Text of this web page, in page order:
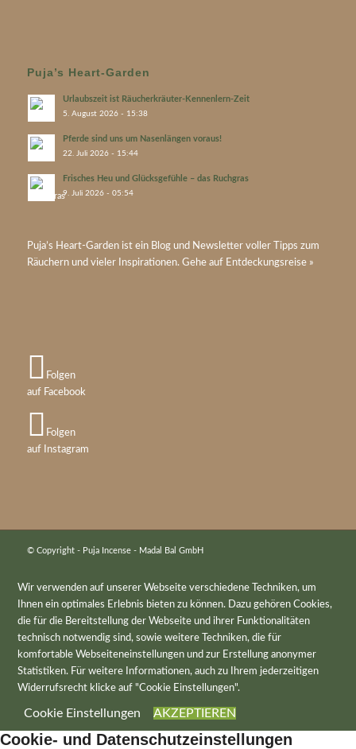
Puja’s Heart-Garden
Urlaubszeit ist Räucherkräuter-Kennenlern-Zeit
5. August 2026 - 15:38
Pferde sind uns um Nasenlängen voraus!
22. Juli 2026 - 15:44
Frisches Heu und Glücksgefühle – das Ruchgras
9. Juli 2026 - 05:54
Puja’s Heart-Gardenist ein Blog und Newsletter voller Tipps zum
Räuchern und vieler Inspirationen. Gehe auf Entdeckungsreise »
Folgen
auf Facebook
Folgen
auf Instagram
© Copyright - Puja Incense - Madal Bal GmbH
Wir verwenden auf unserer Webseite verschiedene Techniken, um
Ihnen ein optimales Erlebnis bieten zu können. Dazu gehören Cookies,
die für die Bereitstellung der Webseite und ihrer Funktionalitäten
technisch notwendig sind, sowie weitere Techniken, die für
komfortable Webseiteneinstellungen und zur Erstellung anonymer
Statistiken. Für weitere Informationen, auch zu Ihrem jederzeitigen
Widerrufsrecht klicke auf "Cookie Einstellungen".
Cookie Einstellungen AKZEPTIEREN
Cookie- und Datenschutzeinstellungen